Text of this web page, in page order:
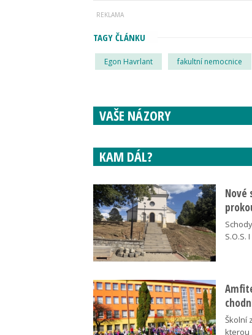
TAGY ČLÁNKU
Egon Havrlant fakultní nemocnice
VAŠE NÁZORY
KAM DÁL?
Nové
S.O.S.
Školní
kterou